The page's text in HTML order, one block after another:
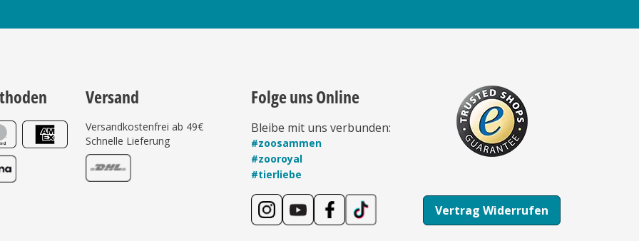
Versand
Versandkostenfrei ab 49€
Schnelle Lieferung
Folge uns Online
Bleibe mit uns verbunden:
#zoosammen
#zooroyal
#tierliebe
Vertrag Widerrufen